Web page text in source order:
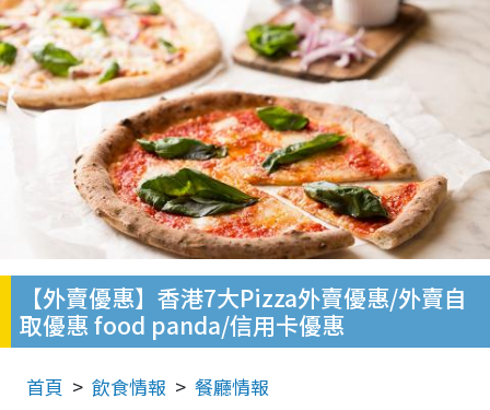
【外賣優惠】香港7大Pizza外賣優惠/外賣自
取優惠 food panda/信用卡優惠
首頁 飲食情報 餐廳情報